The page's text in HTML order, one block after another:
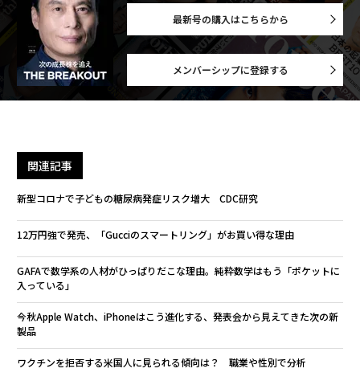
最新号の購入はこちらから
メンバーシップに登録する
関連記事
新型コロナで子どもの糖尿病発症リスク増大 CDC研究
12万円強で発売、「Gucciのスマートリング」がお買い得な理由
GAFAで数学系の人材がひっぱりだこな理由。純粋数学はもう「ポケットに
入っている」
今秋Apple Watch、iPhoneはこう進化する、発表会から見えてきた次の新
製品
ワクチンを拒否する米国人に見られる傾向は？ 職業や性別で分析